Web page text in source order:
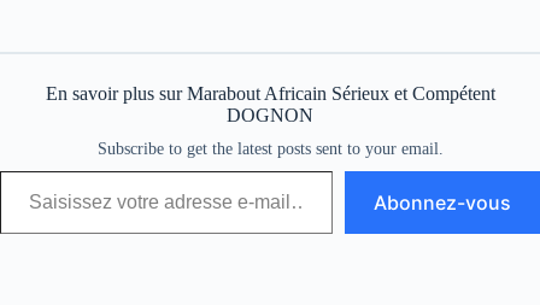
En savoir plus sur Marabout Africain Sérieux et Compétent
DOGNON
Subscribe to get the latest posts sent to your email.
Abonnez-vous